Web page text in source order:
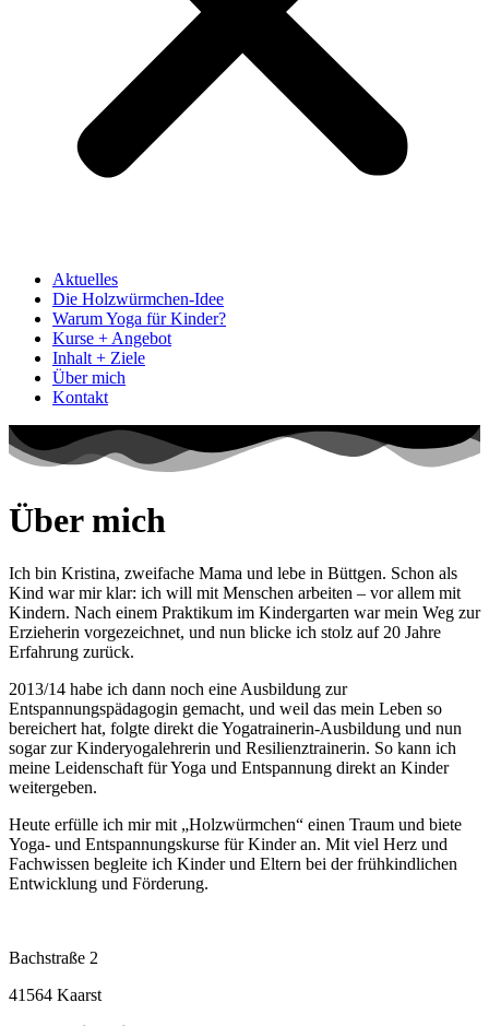
Aktuelles
Die Holzwürmchen-Idee
Warum Yoga für Kinder?
Kurse + Angebot
Inhalt + Ziele
Über mich
Kontakt
Über mich
Ich bin Kristina, zweifache Mama und lebe in Büttgen. Schon als
Kind war mir klar: ich will mit Menschen arbeiten – vor allem mit
Kindern. Nach einem Praktikum im Kindergarten war mein Weg zur
Erzieherin vorgezeichnet, und nun blicke ich stolz auf 20 Jahre
Erfahrung zurück.
2013/14 habe ich dann noch eine Ausbildung zur
Entspannungspädagogin gemacht, und weil das mein Leben so
bereichert hat, folgte direkt die Yogatrainerin-Ausbildung und nun
sogar zur Kinderyogalehrerin und Resilienztrainerin. So kann ich
meine Leidenschaft für Yoga und Entspannung direkt an Kinder
weitergeben.
Heute erfülle ich mir mit „Holzwürmchen“ einen Traum und biete
Yoga- und Entspannungskurse für Kinder an. Mit viel Herz und
Fachwissen begleite ich Kinder und Eltern bei der frühkindlichen
Entwicklung und Förderung.
Bachstraße 2
41564 Kaarst